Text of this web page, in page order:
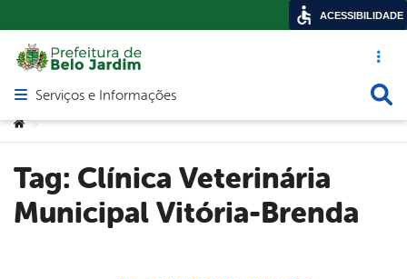
Acesso
Abrir menu principal de navegação
Serviços e Informações
Você está aqui:
>
Tag: Clínica Veterinária
Municipal Vitória-Brenda
ACESSIBILIDADE